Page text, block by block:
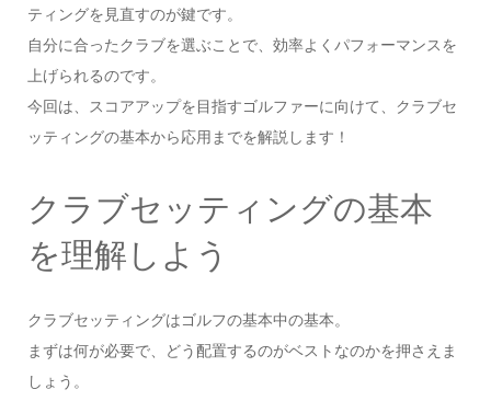
ティングを見直すのが鍵です。
自分に合ったクラブを選ぶことで、効率よくパフォーマンスを
上げられるのです。
今回は、スコアアップを目指すゴルファーに向けて、クラブセ
ッティングの基本から応用までを解説します！
クラブセッティングの基本
を理解しよう
クラブセッティングはゴルフの基本中の基本。
まずは何が必要で、どう配置するのがベストなのかを押さえま
しょう。